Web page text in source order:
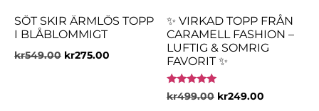
SÖT SKIR ÄRMLÖS TOPP
I BLÅBLOMMIGT
kr549.00 kr275.00
✨ VIRKAD TOPP FRÅN
CARAMELL FASHION –
LUFTIG & SOMRIG
FAVORIT ✨
Betygsatt
5.00
kr499.00 kr249.00